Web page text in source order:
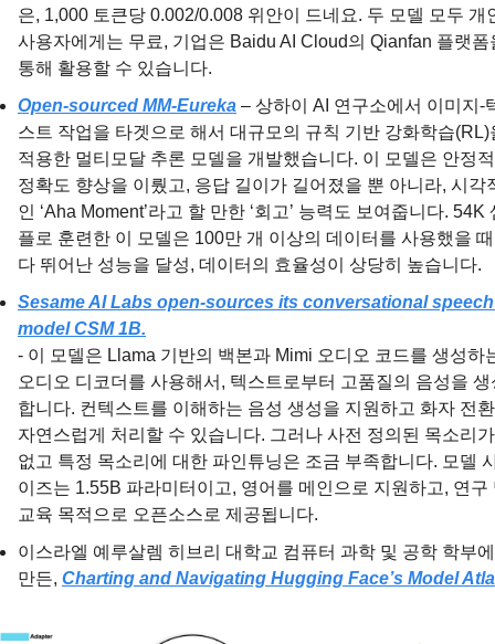
은, 1,000 토큰당 0.002/0.008 위안이 드네요. 두 모델 모두 개
사용자에게는 무료, 기업은 Baidu AI Cloud의 Qianfan 플랫폼
통해 활용할 수 있습니다.
Open-sourced MM-Eureka – 상하이 AI 연구소에서 이미지-
스트 작업을 타겟으로 해서 대규모의 규칙 기반 강화학습(RL)
적용한 멀티모달 추론 모델을 개발했습니다. 이 모델은 안정
정확도 향상을 이뤘고, 응답 길이가 길어졌을 뿐 아니라, 시각
인 ‘Aha Moment’라고 할 만한 ‘회고’ 능력도 보여줍니다. 54K
플로 훈련한 이 모델은 100만 개 이상의 데이터를 사용했을
다 뛰어난 성능을 달성, 데이터의 효율성이 상당히 높습니다.
Sesame AI Labs open-sources its conversational speech
model CSM 1B.
- 이 모델은 Llama 기반의 백본과 Mimi 오디오 코드를 생성하
오디오 디코더를 사용해서, 텍스트로부터 고품질의 음성을 생
합니다. 컨텍스트를 이해하는 음성 생성을 지원하고 화자 전
자연스럽게 처리할 수 있습니다. 그러나 사전 정의된 목소리가
없고 특정 목소리에 대한 파인튜닝은 조금 부족합니다. 모델
이즈는 1.55B 파라미터이고, 영어를 메인으로 지원하고, 연구
교육 목적으로 오픈소스로 제공됩니다.
이스라엘 예루살렘 히브리 대학교 컴퓨터 과학 및 공학 학부
만든, Charting and Navigating Hugging Face’s Model